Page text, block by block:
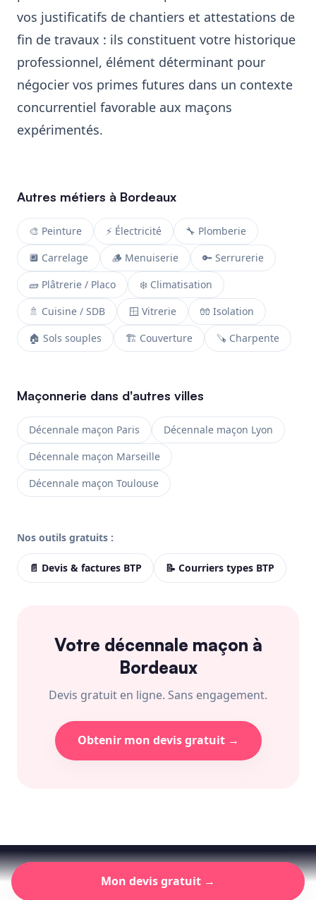
vos justificatifs de chantiers et attestations de
fin de travaux : ils constituent votre historique
professionnel, élément déterminant pour
négocier vos primes futures dans un contexte
concurrentiel favorable aux maçons
expérimentés.
Autres métiers à Bordeaux
🎨 Peinture ⚡ Électricité 🔧 Plomberie
🔲 Carrelage 🪵 Menuiserie 🔑 Serrurerie
🧱 Plâtrerie / Placo ❄️ Climatisation
🚿 Cuisine / SDB 🪟 Vitrerie 🧤 Isolation
🏠 Sols souples 🏗️ Couverture 🪚 Charpente
Maçonnerie dans d'autres villes
Décennale maçon Paris Décennale maçon Lyon
Décennale maçon Marseille
Décennale maçon Toulouse
Nos outils gratuits :
📄 Devis & factures BTP 📝 Courriers types BTP
Votre décennale maçon à
Bordeaux
Devis gratuit en ligne. Sans engagement.
Obtenir mon devis gratuit →
légales· Courtier en assurance
Mon devis gratuit →